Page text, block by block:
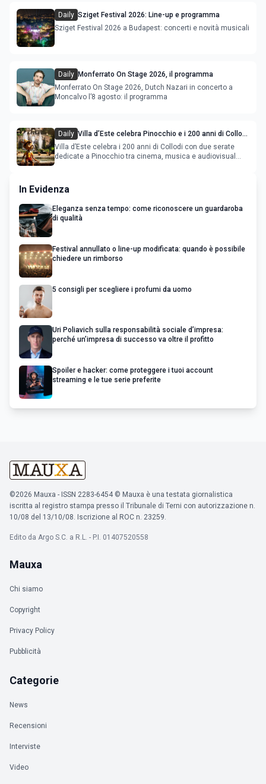
Daily Sziget Festival 2026: Line-up e programma
Sziget Festival 2026 a Budapest: concerti e novità musicali
Daily Monferrato On Stage 2026, il programma
Monferrato On Stage 2026, Dutch Nazari in concerto a
Moncalvo l’8 agosto: il programma
Daily Villa d’Este celebra Pinocchio e i 200 anni di Collodi
con cinema, musica e audiovisual mapping
Villa d’Este celebra i 200 anni di Collodi con due serate
dedicate a Pinocchio tra cinema, musica e audiovisual
In Evidenza
Eleganza senza tempo: come riconoscere un guardaroba
di qualità
Festival annullato o line-up modificata: quando è possibile
chiedere un rimborso
5 consigli per scegliere i profumi da uomo
Uri Poliavich sulla responsabilità sociale d’impresa:
perché un’impresa di successo va oltre il profitto
Spoiler e hacker: come proteggere i tuoi account
streaming e le tue serie preferite
©2026 Mauxa - ISSN 2283-6454 © Mauxa è una testata giornalistica
iscritta al registro stampa presso il Tribunale di Terni con autorizzazione n.
10/08 del 13/10/08. Iscrizione al ROC n. 23259.
Edito da Argo S.C. a R.L. - P.I. 01407520558
Mauxa
Chi siamo
Copyright
Privacy Policy
Pubblicità
Categorie
News
Recensioni
Interviste
Video